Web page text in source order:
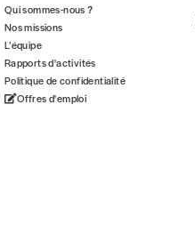
Qui sommes-nous ?
Nos missions
L’équipe
Rapports d'activités
Politique de confidentialité
Offres d'emploi